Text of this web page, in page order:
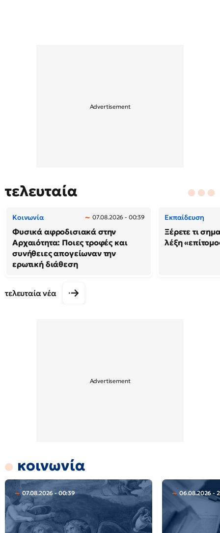
τελευταία
Κοινωνία 07.08.2026 - 00:39
Φυσικά αφροδισιακά στην
Αρχαιότητα: Ποιες τροφές και
συνήθειες απογείωναν την
ερωτική διάθεση
Εκπαίδευση
Ξέρετε τι
λέξη
τελευταία νέα
κοινωνία
07.08.2026 - 00:39 06.08.2026 -